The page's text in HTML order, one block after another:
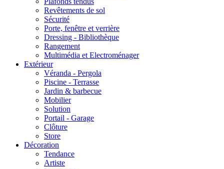
Revêtements de sol
Sécurité
Porte, fenêtre et verrière
Dressing - Bibliothèque
Rangement
Multimédia et Electroménager
Extérieur
Véranda - Pergola
Piscine - Terrasse
Jardin & barbecue
Mobilier
Solution
Portail - Garage
Clôture
Store
Décoration
Tendance
Artiste